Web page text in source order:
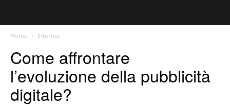
Home Internet
Come affrontare
l’evoluzione della pubblicità
digitale?